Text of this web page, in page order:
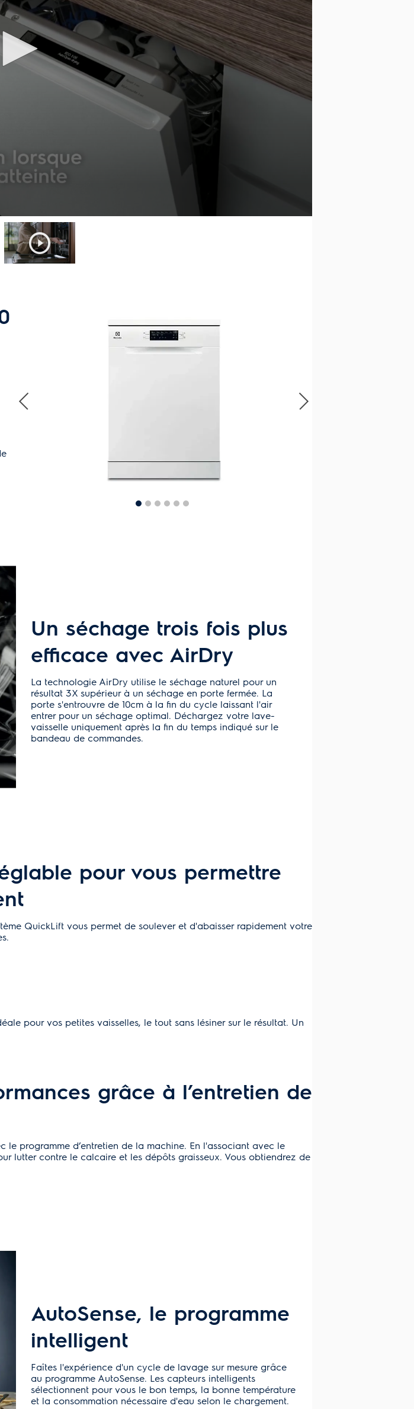
Un séchage trois fois plus
efficace avec AirDry
La technologie AirDry utilise le séchage naturel pour un
résultat 3X supérieur à un séchage en porte fermée. La
porte s'entrouvre de 10cm à la fin du cycle laissant l'air
entrer pour un séchage optimal. Déchargez votre lave-
vaisselle uniquement après la fin du temps indiqué sur le
bandeau de commandes.
pour vous permettre
QuickLift vous permet de soulever et d'abaisser rapidement votre
pour vos petites vaisselles, le tout sans lésiner sur le résultat. Un
grâce à l’entretien de
programme d’entretien de la machine. En l'associant avec le
lutter contre le calcaire et les dépôts graisseux. Vous obtiendrez de
AutoSense, le programme
intelligent
Faîtes l'expérience d'un cycle de lavage sur mesure grâce
au programme AutoSense. Les capteurs intelligents
sélectionnent pour vous le bon temps, la bonne température
et la consommation nécessaire d'eau selon le chargement.